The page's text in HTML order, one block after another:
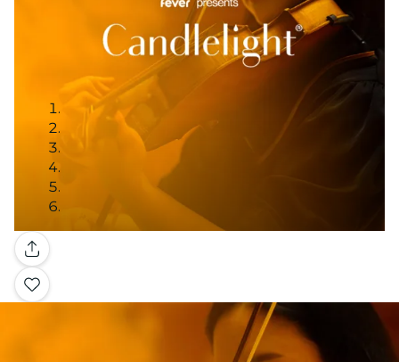
ギャラリー